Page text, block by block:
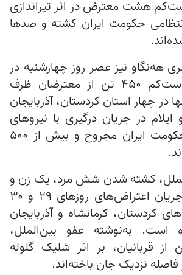
هشت معترض در اثر تیراندازی
حکومت ایران کشته و صدها
هه‌نگاو نیز عصر روز چهارشنبه در
گزارشی نوشت دست‌کم ۴۵۰ تن از معترضان ظرف
در چهار استان کردستان، آذربایجان
ایلام در جریان درگیری با نیروهای
امنیتی-انتظامی حکومت ایران مجروح و بیش از ۵۰۰
کشته شدن شش مرد، یک زن و
یک کودک را در جریان اعتراض‌های روزهای ۲۹ و ۳۰
کردستان، کرمانشاه و آذربایجان
است. به‌نوشته عفو بین‌الملل،
قربانیان، بر اثر شلیک گلوله
فاصله نزدیک جان باخته‌اند.